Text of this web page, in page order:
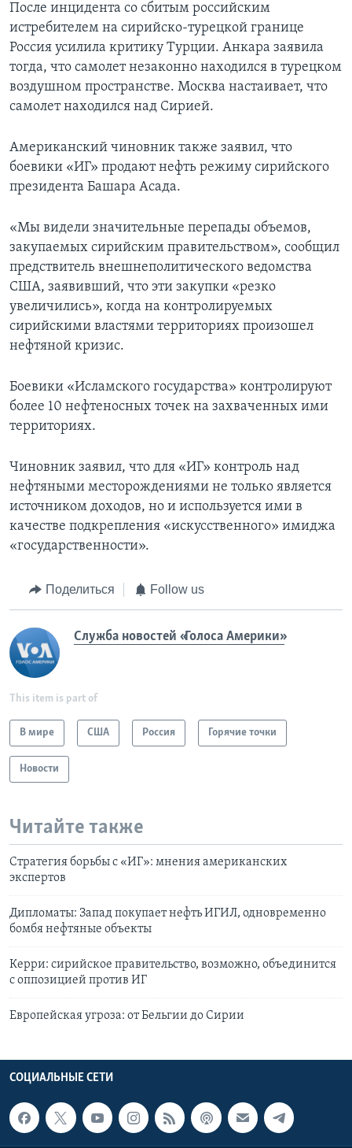
После инцидента со сбитым российским
истребителем на сирийско-турецкой границе
Россия усилила критику Турции. Анкара заявила
тогда, что самолет незаконно находился в турецком
воздушном пространстве. Москва настаивает, что
самолет находился над Сирией.
Американский чиновник также заявил, что
боевики «ИГ» продают нефть режиму сирийского
президента Башара Асада.
«Мы видели значительные перепады объемов,
закупаемых сирийским правительством», сообщил
предствитель внешнеполитического ведомства
США, заявивший, что эти закупки «резко
увеличились», когда на контролируемых
сирийскими властями территориях произошел
нефтяной кризис.
Боевики «Исламского государства» контролируют
более 10 нефтеносных точек на захваченных ими
территориях.
Чиновник заявил, что для «ИГ» контроль над
нефтяными месторождениями не только является
источником доходов, но и используется ими в
качестве подкрепления «искусственного» имиджа
«государственности».
Поделиться Follow us
Служба новостей «Голоса Америки»
This item is part of
В мире США Россия Горячие точки
Новости
Читайте также
Стратегия борьбы с «ИГ»: мнения американских
экспертов
Дипломаты: Запад покупает нефть ИГИЛ, одновременно
бомбя нефтяные объекты
Керри: сирийское правительство, возможно, объединится
с оппозицией против ИГ
Европейская угроза: от Бельгии до Сирии
СОЦИАЛЬНЫЕ СЕТИ